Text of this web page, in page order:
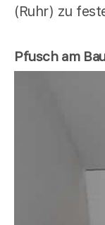
(Ruhr) zu
Pfusch am